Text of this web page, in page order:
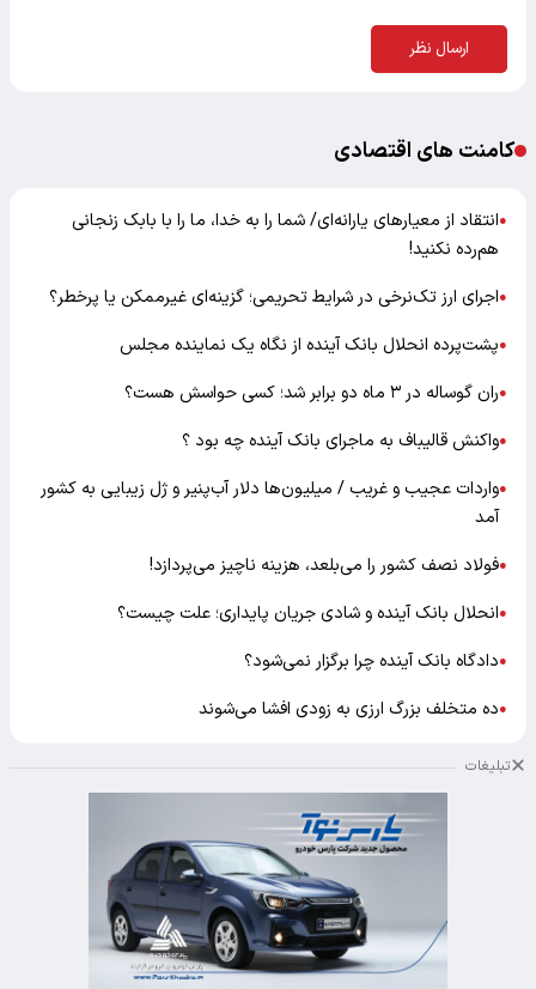
ارسال نظر
کامنت های اقتصادی
●انتقاد از معیارهای یارانه‌ای/ شما را به خدا، ما را با بابک زنجانی
هم‌رده نکنید!
●اجرای ارز تک‌نرخی در شرایط تحریمی؛ گزینه‌ای غیرممکن یا پرخطر؟
●پشت‌پرده انحلال بانک آینده از نگاه یک نماینده مجلس
●ران گوساله در ۳ ماه دو برابر شد؛ کسی حواسش هست؟
●واکنش قالیباف به ماجرای بانک آینده چه بود ؟
●واردات عجیب و غریب / میلیون‌ها دلار آب‌پنیر و ژل زیبایی به کشور
آمد
●فولاد نصف کشور را می‌بلعد، هزینه ناچیز می‌پردازد!
●انحلال بانک آینده و شادی جریان پایداری؛ علت چیست؟
●دادگاه بانک آینده چرا برگزار نمی‌شود؟
●ده متخلف بزرگ ارزی به زودی افشا می‌شوند
تبلیغات